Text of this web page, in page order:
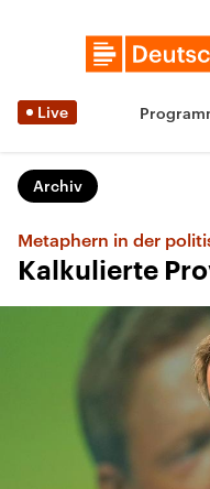
Live
Archiv
Metaphern in der
Kalkulierte